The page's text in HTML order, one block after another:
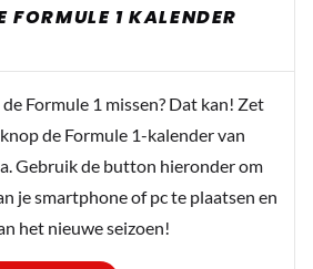
FORMULE 1 KALENDER
Formule 1 missen? Dat kan! Zet
de Formule 1-kalender van
Gebruik de button hieronder om
je smartphone of pc te plaatsen en
het nieuwe seizoen!